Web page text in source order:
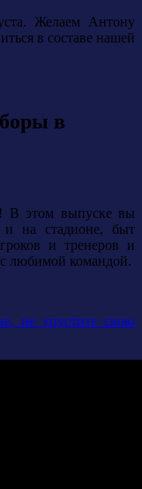
Желаем Антону
в составе нашей
в
В этом выпуске вы
и на стадионе, быт
и тренеров и
любимой командой.
не упустите свою